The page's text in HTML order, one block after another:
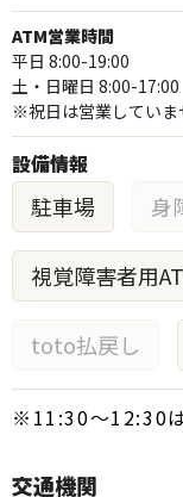
ATM営業時間
平日 8:00-19:00
土・日曜日 8:00-17:00
※祝日は営業していま
設備情報
駐車場 身
視覚障害者用
toto払戻し
※11:30～12:30は
交通機関